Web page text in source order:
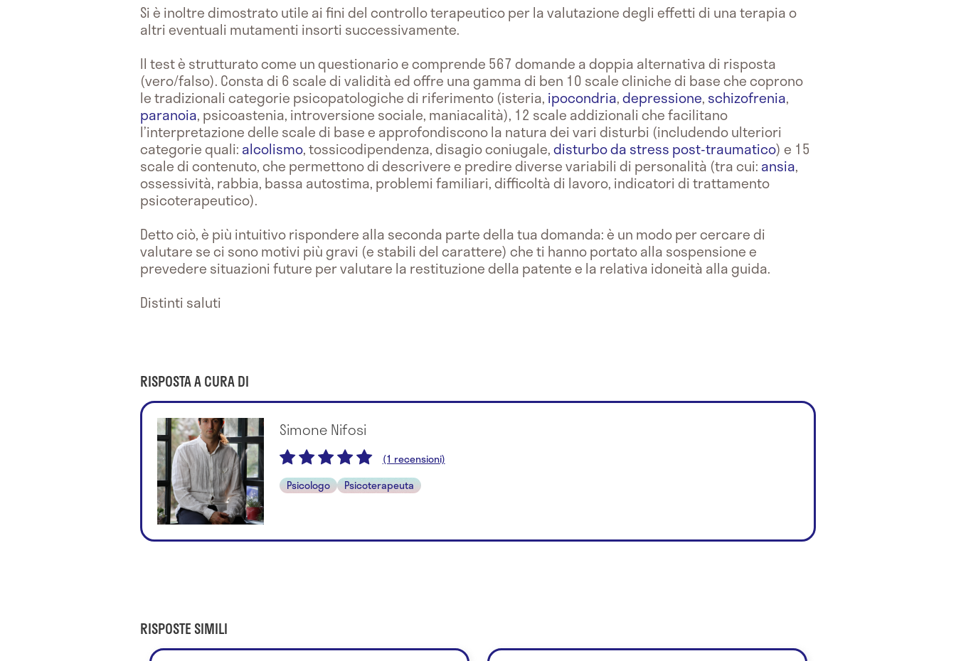
Si è inoltre dimostrato utile ai fini del controllo terapeutico per la valutazione degli effetti di una terapia o
altri eventuali mutamenti insorti successivamente.
Il test è strutturato come un questionario e comprende 567 domande a doppia alternativa di risposta
(vero/falso). Consta di 6 scale di validità ed offre una gamma di ben 10 scale cliniche di base che coprono
le tradizionali categorie psicopatologiche di riferimento (isteria, ipocondria,depressione, schizofrenia,
paranoia, psicoastenia, introversione sociale, maniacalità), 12 scale addizionali che facilitano
l’interpretazione delle scale di base e approfondiscono la natura dei vari disturbi (includendo ulteriori
categorie quali: alcolismo, tossicodipendenza, disagio coniugale,disturbo da stress post-traumatico) e 15
scale di contenuto, che permettono di descrivere e predire diverse variabili di personalità (tra cui: ansia,
ossessività, rabbia, bassa autostima, problemi familiari, difficoltà di lavoro, indicatori di trattamento
psicoterapeutico).
Detto ciò, è più intuitivo rispondere alla seconda parte della tua domanda: è un modo per cercare di
valutare se ci sono motivi più gravi (e stabili del carattere) che ti hanno portato alla sospensione e
prevedere situazioni future per valutare la restituzione della patente e la relativa idoneità alla guida.
Distinti saluti
RISPOSTA A CURA DI
Simone Nifosi
(1 recensioni)
Psicologo
Psicoterapeuta
RISPOSTE SIMILI